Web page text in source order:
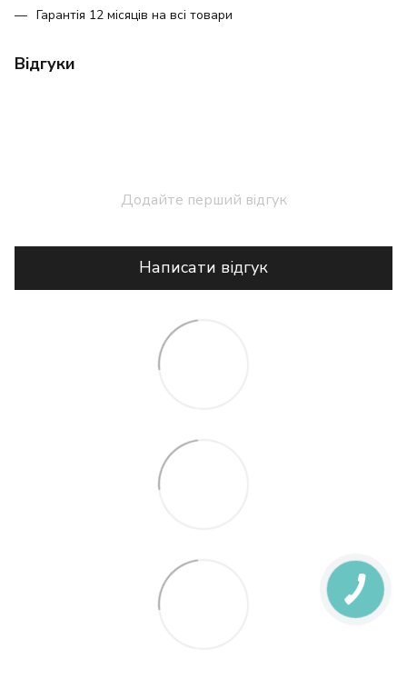
Гарантія 12 місяців на всі товари
Відгуки
Додайте перший відгук
Написати відгук